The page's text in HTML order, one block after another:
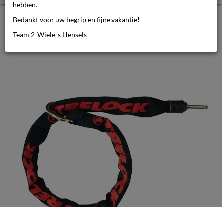
Trelock zusatzkabel ZR 455 140/8 in
tasche
hebben.
Bedankt voor uw begrip en fijne vakantie!
Team 2-Wielers Hensels